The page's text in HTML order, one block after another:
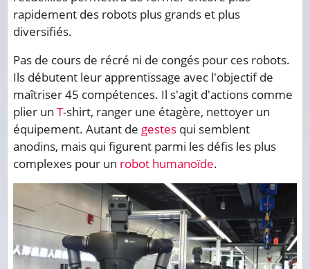
rapidement des robots plus grands et plus
diversifiés.
Pas de cours de récré ni de congés pour ces robots.
Ils débutent leur apprentissage avec l'objectif de
maîtriser 45 compétences. Il s'agit d'actions comme
plier un T-shirt, ranger une étagère, nettoyer un
équipement. Autant de gestes qui semblent
anodins, mais qui figurent parmi les défis les plus
complexes pour un robot humanoïde.